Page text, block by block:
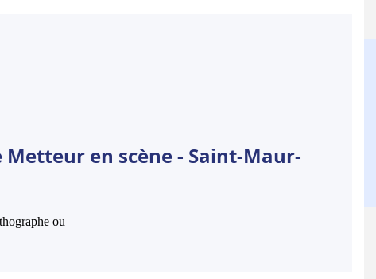
en scène - Saint-Maur-
ou